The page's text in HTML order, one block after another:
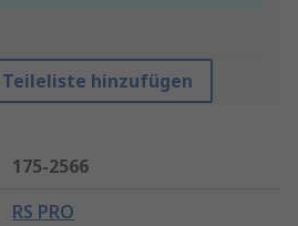
hinzufügen
175-2566
RS PRO